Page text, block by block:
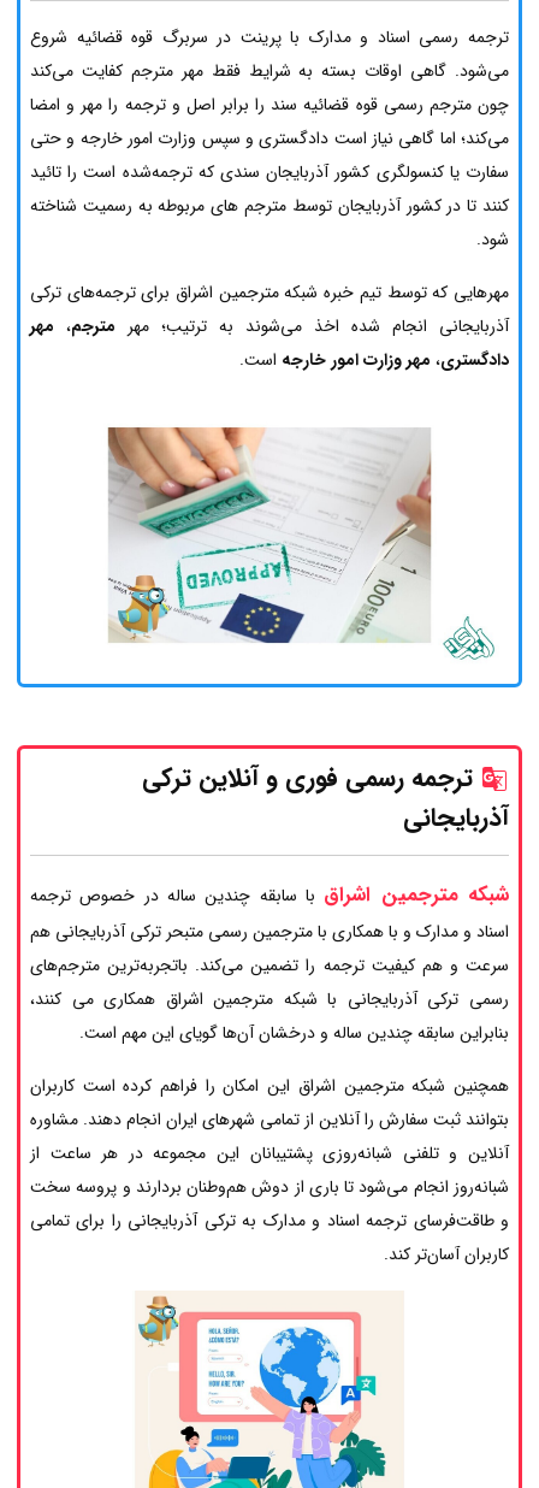
ترجمه رسمی اسناد و مدارک با پرینت در سربرگ قوه قضائیه شروع
می‌شود. گاهی اوقات بسته به شرایط فقط مهر مترجم کفایت می‌کند
چون مترجم رسمی قوه قضائیه سند را برابر اصل و ترجمه را مهر و امضا
می‌کند؛ اما گاهی نیاز است دادگستری و سپس وزارت امور خارجه و حتی
سفارت یا کنسولگری کشور آذربایجان سندی که ترجمه‌شده است را تائید
کنند تا در کشور آذربایجان توسط مترجم های مربوطه به رسمیت شناخته
شود.
مهرهایی که توسط تیم خبره شبکه مترجمین اشراق برای ترجمه‌های ترکی
آذربایجانی انجام شده اخذ می‌شوند به ترتیب؛ مهر مترجم، مهر
دادگستری، مهر وزارت امور خارجه است.
ترجمه رسمی فوری و آنلاین ترکی
آذربایجانی
شبکه مترجمین اشراق با سابقه چندین ساله در خصوص ترجمه
اسناد و مدارک و با همکاری با مترجمین رسمی متبحر ترکی آذربایجانی هم
سرعت و هم کیفیت ترجمه را تضمین می‌کند. باتجربه‌ترین مترجم‌های
رسمی ترکی آذربایجانی با شبکه مترجمین اشراق همکاری می کنند،
بنابراین سابقه چندین ساله و درخشان آن‌ها گویای این مهم است.
همچنین شبکه مترجمین اشراق این امکان را فراهم کرده است کاربران
بتوانند ثبت سفارش را آنلاین از تمامی شهرهای ایران انجام دهند. مشاوره
آنلاین و تلفنی شبانه‌روزی پشتیبانان این مجموعه در هر ساعت از
شبانه‌روز انجام می‌شود تا باری از دوش هم‌وطنان بردارند و پروسه سخت
و طاقت‌فرسای ترجمه اسناد و مدارک به ترکی آذربایجانی را برای تمامی
کاربران آسان‌تر کند.